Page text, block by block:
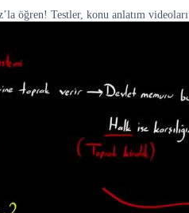
öğren! Testler, konu anlatım